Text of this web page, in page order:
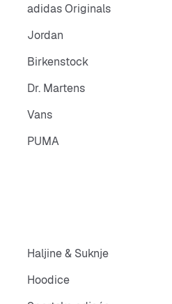
adidas Originals
Jordan
Birkenstock
Dr. Martens
Vans
PUMA
Haljine & Suknje
Hoodice